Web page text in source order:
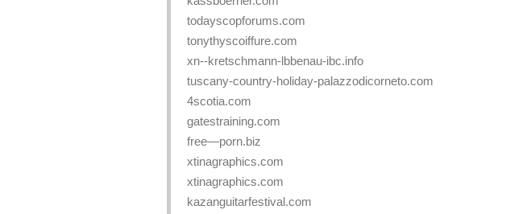
todayscopforums.com
tonythyscoiffure.com
xn--kretschmann-lbbenau-ibc.info
tuscany-country-holiday-palazzodicorneto.com
4scotia.com
gatestraining.com
free—porn.biz
xtinagraphics.com
xtinagraphics.com
kazanguitarfestival.com